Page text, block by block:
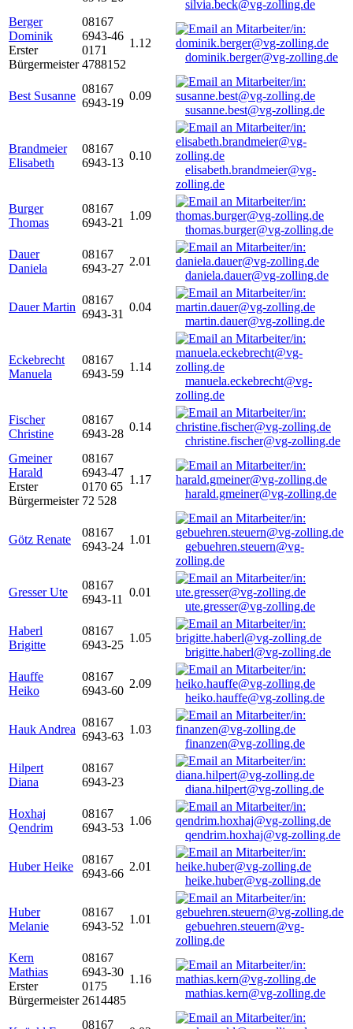
silvia.beck@vg-zolling.de
Berger
Dominik
Erster
Bürgermeister
08167
6943-46
0171
4788152
1.12
dominik.berger@vg-zolling.de
Best Susanne
08167
6943-19
0.09
susanne.best@vg-zolling.de
Brandmeier
Elisabeth
08167
6943-13
0.10
elisabeth.brandmeier@vg-
zolling.de
Burger
Thomas
08167
6943-21
1.09
thomas.burger@vg-zolling.de
Dauer
Daniela
08167
6943-27
2.01
daniela.dauer@vg-zolling.de
Dauer Martin
08167
6943-31
0.04
martin.dauer@vg-zolling.de
Eckebrecht
Manuela
08167
6943-59
1.14
manuela.eckebrecht@vg-
zolling.de
Fischer
Christine
08167
6943-28
0.14
christine.fischer@vg-zolling.de
Gmeiner
Harald
Erster
Bürgermeister
08167
6943-47
0170 65
72 528
1.17
harald.gmeiner@vg-zolling.de
Götz Renate
08167
6943-24
1.01
gebuehren.steuern@vg-
zolling.de
Gresser Ute
08167
6943-11
0.01
ute.gresser@vg-zolling.de
Haberl
Brigitte
08167
6943-25
1.05
brigitte.haberl@vg-zolling.de
Hauffe
Heiko
08167
6943-60
2.09
heiko.hauffe@vg-zolling.de
Hauk Andrea
08167
6943-63
1.03
finanzen@vg-zolling.de
Hilpert
Diana
08167
6943-23
diana.hilpert@vg-zolling.de
Hoxhaj
Qendrim
08167
6943-53
1.06
qendrim.hoxhaj@vg-zolling.de
Huber Heike
08167
6943-66
2.01
heike.huber@vg-zolling.de
Huber
Melanie
08167
6943-52
1.01
gebuehren.steuern@vg-
zolling.de
Kern
Mathias
Erster
Bürgermeister
08167
6943-30
0175
2614485
1.16
mathias.kern@vg-zolling.de
08167